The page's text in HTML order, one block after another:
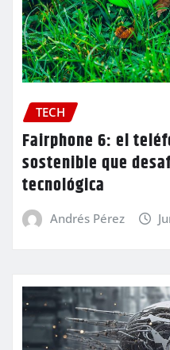
TECH
Fairphone 6: el
sostenible que
tecnológica
Andrés Pérez